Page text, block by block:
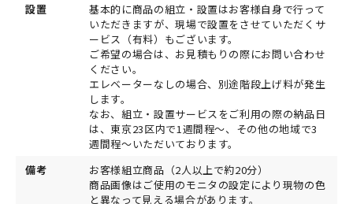
設置
基本的に商品の組立・設置はお客様自身で行って
いただきますが、現場で設置をさせていただくサ
ービス（有料）もございます。
ご希望の場合は、お見積もりの際にお問い合わせ
ください。
エレベーターなしの場合、別途階段上げ料が発生
します。
なお、組立・設置サービスをご利用の際の納品日
は、東京23区内で1週間程～、その他の地域で3
週間程～いただいております。
備考
お客様組立商品（2人以上で約20分）
商品画像はご使用のモニタの設定により現物の色
と異なって見える場合があります。